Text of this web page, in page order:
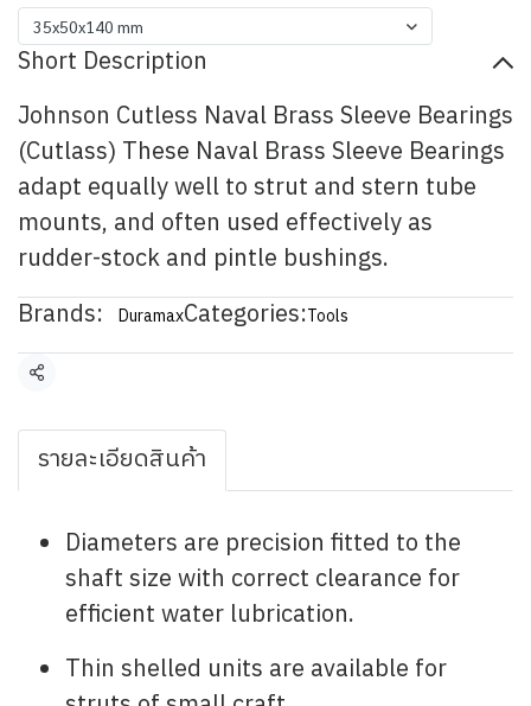
35x50x140 mm
Short Description
Johnson Cutless Naval Brass Sleeve Bearings
(Cutlass) These Naval Brass Sleeve Bearings
adapt equally well to strut and stern tube
mounts, and often used effectively as
rudder-stock and pintle bushings.
Brands:
DuramaxCategories:Tools
Share
รายละเอียดสินค้า
Diameters are precision fitted to the
shaft size with correct clearance for
efficient water lubrication.
Thin shelled units are available for